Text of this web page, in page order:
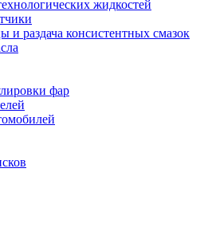
жидкостей
и раздача консистентных смазок
фар